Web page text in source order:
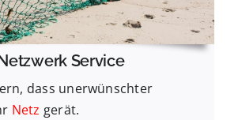
Service
dass unerwünschter
Netz gerät.